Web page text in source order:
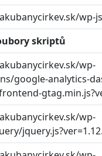
wp-
skriptů
wp-
google-analytics-
wp-